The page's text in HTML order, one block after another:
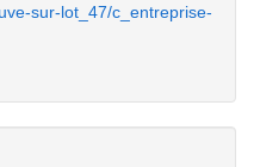
sur-lot_47/c_entreprise-